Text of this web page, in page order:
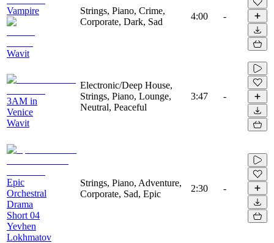
Vampire
Wavit
Strings, Piano, Crime,
Corporate, Dark, Sad
4:00 -
3AM in
Venice
Wavit
Electronic/Deep House,
Strings, Piano, Lounge,
Neutral, Peaceful
3:47 -
Epic
Orchestral
Drama
Short 04
Yevhen
Lokhmatov
Strings, Piano, Adventure,
Corporate, Sad, Epic
2:30 -